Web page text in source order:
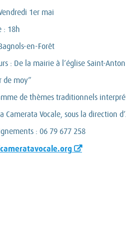
1er mai
: 18h
en-Forêt
: De la mairie à l’église Saint-
de moy”
de thèmes traditionnels
Camerata Vocale, sous la direction
: 06 79 677 258